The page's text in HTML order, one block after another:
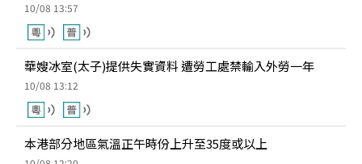
10/08 13:57
華嫂冰室(太子)提供失實資料 遭勞工處禁輸入外勞一年
10/08 13:12
本港部分地區氣溫正午時份上升至35度或以上